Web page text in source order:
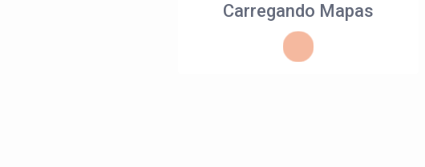
Carregando Mapas